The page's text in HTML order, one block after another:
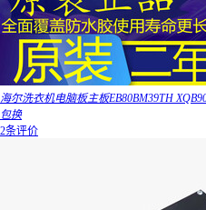
海尔洗衣机电脑板主板EB80BM39TH
包换
2条评价